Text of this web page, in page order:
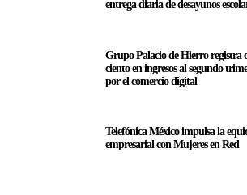
entrega diaria de desayunos
Grupo Palacio de Hierro registra
ciento en ingresos al segundo
por el comercio digital
Telefónica México impulsa la
empresarial con Mujeres en Red